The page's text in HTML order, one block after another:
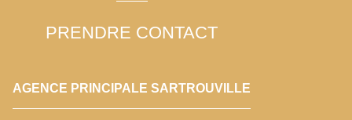
PRENDRE CONTACT
AGENCE PRINCIPALE SARTROUVILLE